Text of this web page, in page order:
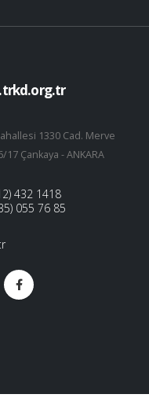
1330 Cad. Merve
17 Çankaya - ANKARA
432 1418
055 76 85